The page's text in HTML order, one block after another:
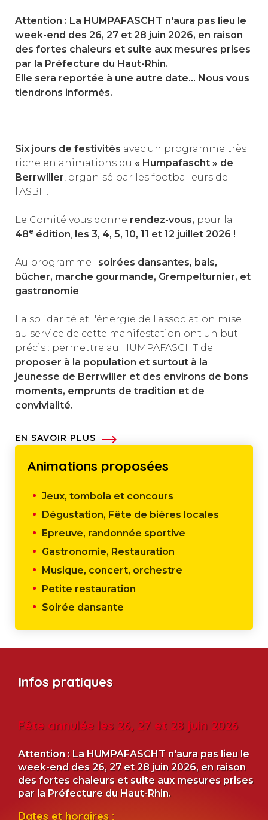
Attention : La HUMPAFASCHT n'aura pas lieu le
week-end des 26, 27 et 28 juin 2026, en raison
des fortes chaleurs et suite aux mesures prises
par la Préfecture du Haut-Rhin.
Elle sera reportée à une autre date... Nous vous
tiendrons informés.
Six jours de festivités avec un programme très
riche en animations du « Humpafascht » de
Berrwiller , organisé par les footballeurs de
l'ASBH.
Le Comité vous donne rendez-vous, pour la
48e édition les 3, 4, 5, 10, 11 et 12 juillet 2026 !
Au programme : soirées dansantes, bals,
bûcher, marche gourmande, Grempelturnier, et
gastronomie
La solidarité et l'énergie de l'association mise
au service de cette manifestation ont un but
précis : permettre au HUMPAFASCHT de
proposer à la population et surtout à la
jeunesse de Berrwiller et des environs de bons
moments, emprunts de tradition et de
convivialité.
EN SAVOIR PLUS
Animations proposées
Jeux, tombola et concours
Dégustation, Fête de bières locales
Epreuve, randonnée sportive
Gastronomie, Restauration
Musique, concert, orchestre
Petite restauration
Soirée dansante
Infos pratiques
Fête annulée les 26, 27 et 28 juin 2026
Attention : La HUMPAFASCHT n'aura pas lieu le
week-end des 26, 27 et 28 juin 2026, en raison
des fortes chaleurs et suite aux mesures prises
par la Préfecture du Haut-Rhin.
Dates et horaires :